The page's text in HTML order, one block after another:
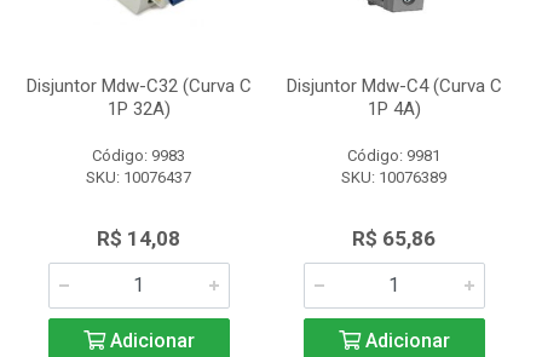
Disjuntor Mdw-C32 (Curva C
1P 32A)
Código: 9983
SKU: 10076437
R$ 14,08
Adicionar
Disjuntor Mdw-C4 (Curva C
1P 4A)
Código: 9981
SKU: 10076389
R$ 65,86
Adicionar